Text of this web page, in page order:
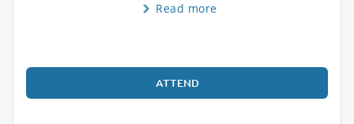
Read more
ATTEND